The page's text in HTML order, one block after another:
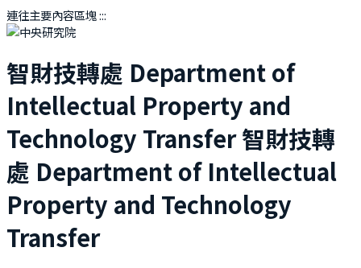
連往主要內容區塊:::
智財技轉處 Department of
Intellectual Property and
Technology Transfer智財技轉
處 Department of Intellectual
Property and Technology
Transfer